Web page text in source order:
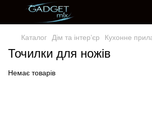
Каталог Дім та інтерʼєр Кухонне
Точилки для ножів
Немає товарів